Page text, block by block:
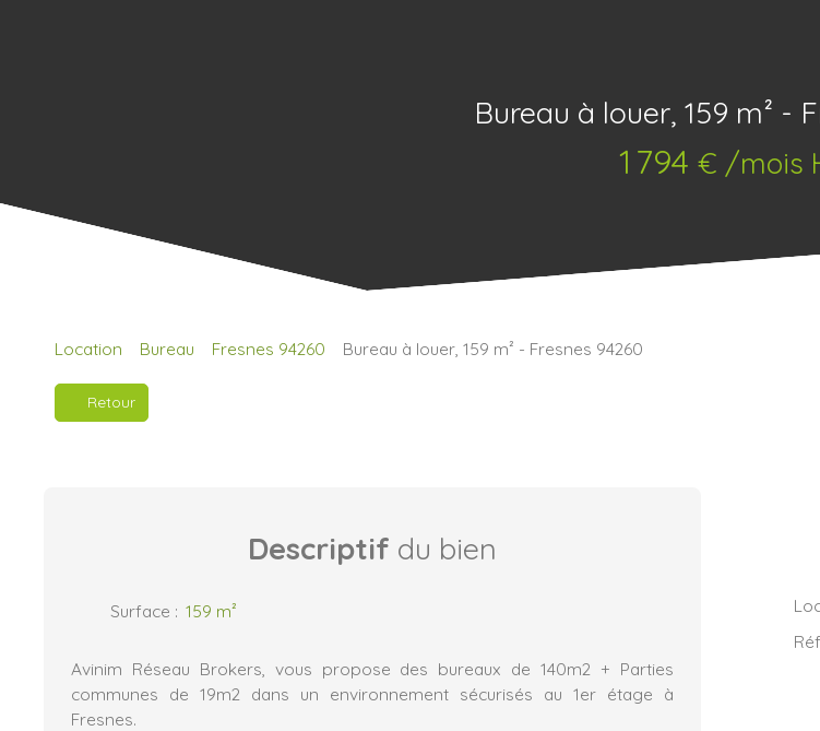
Bureau à louer, 159 m² -
1 794 € /mois
Location Bureau Fresnes 94260 Bureau à louer, 159 m² - Fresnes 94260
Retour
Descriptif du bien
Surface : 159 m²
Avinim Réseau Brokers, vous propose des bureaux de 140m2 + Parties
communes de 19m2 dans un environnement sécurisés au 1er étage à
Fresnes.